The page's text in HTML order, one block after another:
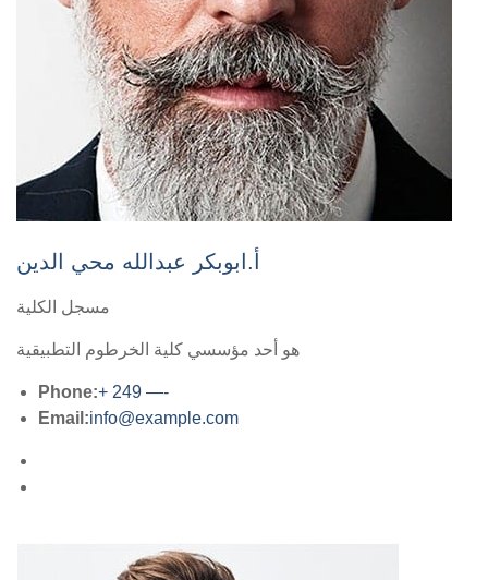
أ.ابوبكر عبدالله محي الدين
مسجل الكلية
هو أحد مؤسسي كلية الخرطوم التطبيقية
Phone:+ 249 —-
Email:info@example.com